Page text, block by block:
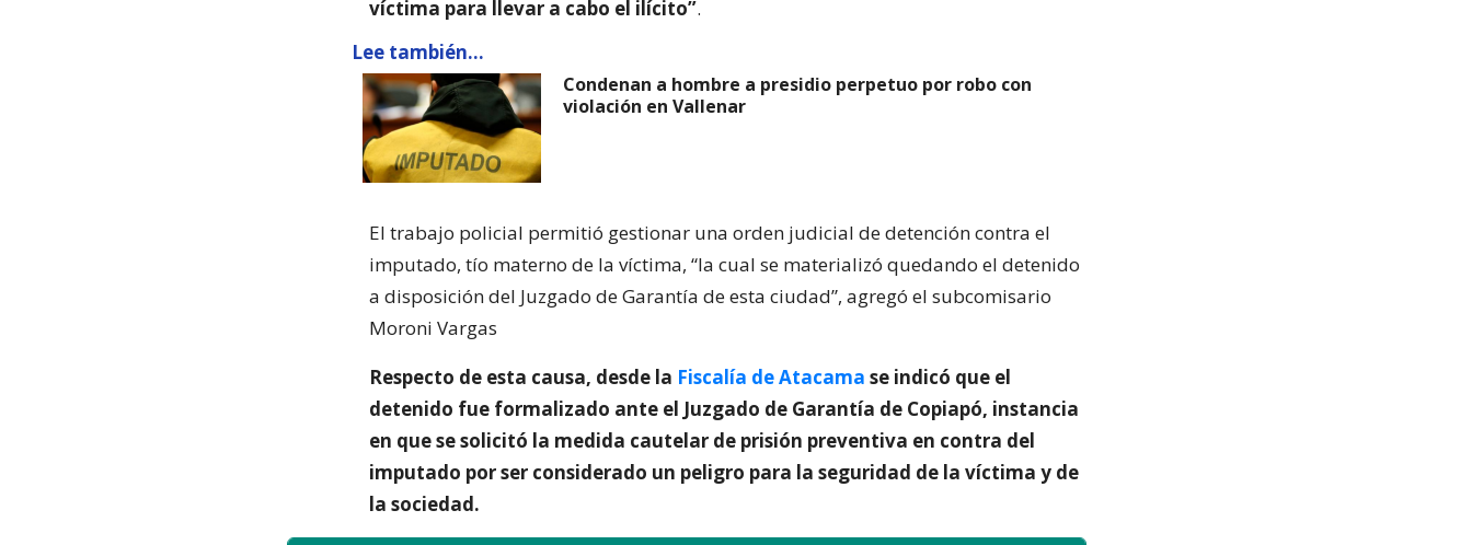
víctima para llevar a cabo el ilícito”.
Lee también...
Condenan a hombre a presidio perpetuo por robo con
violación en Vallenar
El trabajo policial permitió gestionar una orden judicial de detención contra el
imputado, tío materno de la víctima, “la cual se materializó quedando el detenido
a disposición del Juzgado de Garantía de esta ciudad”, agregó el subcomisario
Moroni Vargas
Respecto de esta causa, desde la Fiscalía de Atacama se indicó que el
detenido fue formalizado ante el Juzgado de Garantía de Copiapó, instancia
en que se solicitó la medida cautelar de prisión preventiva en contra del
imputado por ser considerado un peligro para la seguridad de la víctima y de
la sociedad.